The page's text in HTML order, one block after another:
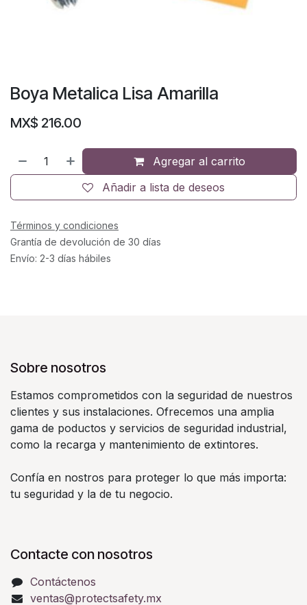
Boya Metalica Lisa Amarilla
MX$ 216.00
Agregar al carrito
Añadir a lista de deseos
Términos y condiciones
Grantía de devolución de 30 días
Envío: 2-3 días hábiles
Sobre nosotros
Estamos comprometidos con la seguridad de nuestros
clientes y sus instalaciones. Ofrecemos una amplia
gama de poductos y servicios de seguridad industrial,
como la recarga y mantenimiento de extintores.
Confía en nostros para proteger lo que más importa:
tu seguridad y la de tu negocio.
Contacte con nosotros
Contáctenos
ventas@protectsafety.mx